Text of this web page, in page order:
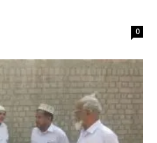
0